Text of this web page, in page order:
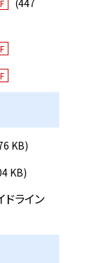
KB)
KB)
ライン